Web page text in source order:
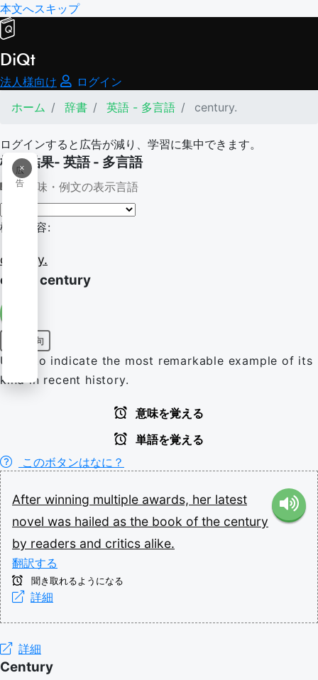
本文へスキップ
DiQt
法人様向け
ログイン
ホーム
辞書 英語 - 多言語 century.
ログインすると広告が減り、学習に集中できます。
×
広
告
検索結果- 英語 - 多言語
意味・例文の表示言語
検索内容:
century.
of the century
前置詞句
Used to indicate the most remarkable example of its
kind in recent history.
意味を覚える
単語を覚える
このボタンはなに？
After winning multiple awards, her latest
novel was hailed as the book of the century
by readers and critics alike.
翻訳する
聞き取れるようになる
詳細
詳細
Century